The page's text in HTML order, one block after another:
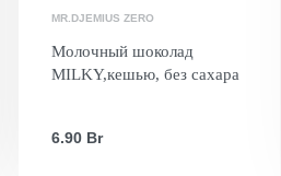
MR.DJEMIUS ZERO
Молочный шоколад
MILKY,кешью, без сахара
6.90 Br